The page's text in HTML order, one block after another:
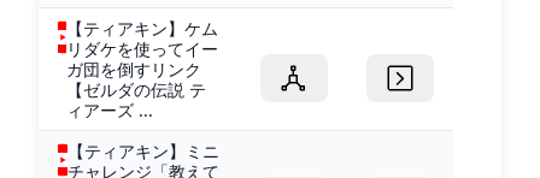
【ティアキン】ケム
リダケを使ってイー
ガ団を倒すリンク
【ゼルダの伝説 テ
ィアーズ ...
【ティアキン】ミニ
チャレンジ「教えて